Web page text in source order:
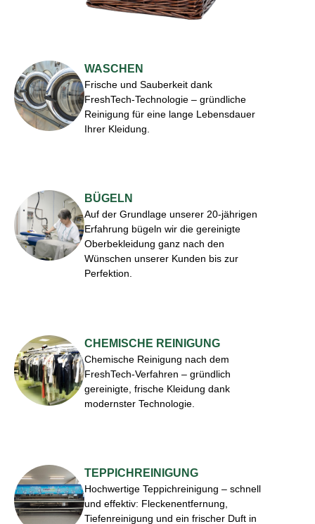
WASCHEN
Frische und Sauberkeit dank
FreshTech-Technologie – gründliche
Reinigung für eine lange Lebensdauer
Ihrer Kleidung.
BÜGELN
Auf der Grundlage unserer 20-jährigen
Erfahrung bügeln wir die gereinigte
Oberbekleidung ganz nach den
Wünschen unserer Kunden bis zur
Perfektion.
CHEMISCHE REINIGUNG
Chemische Reinigung nach dem
FreshTech-Verfahren – gründlich
gereinigte, frische Kleidung dank
modernster Technologie.
TEPPICHREINIGUNG
Hochwertige Teppichreinigung – schnell
und effektiv: Fleckenentfernung,
Tiefenreinigung und ein frischer Duft in